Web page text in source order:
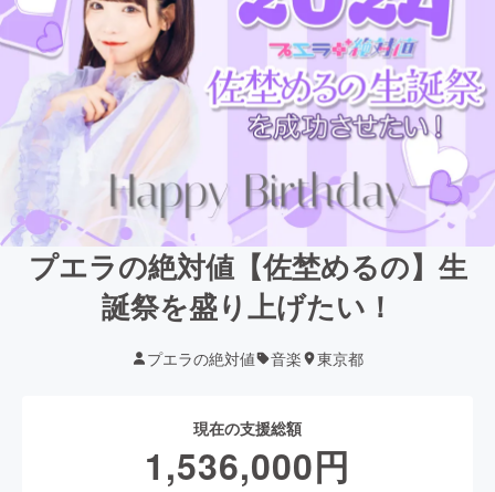
プエラの絶対値【佐埜めるの】生
誕祭を盛り上げたい！
プエラの絶対値 音楽 東京都
現在の支援総額
1,536,000円